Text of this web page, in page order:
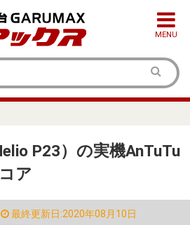
MENU
P23）の実機AnTuTu
ア
最終更新日:2020年08月10日